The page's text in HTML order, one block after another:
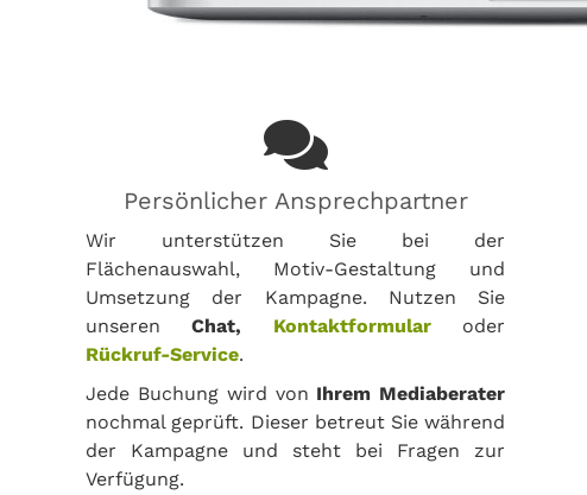
Persönlicher Ansprechpartner
Wir unterstützen Sie bei der
Flächenauswahl, Motiv-Gestaltung und
Umsetzung der Kampagne. Nutzen Sie
unserenChat, Kontaktformularoder
Rückruf-Service.
Jede Buchung wird von Ihrem Mediaberater
nochmal geprüft. Dieser betreut Sie während
der Kampagne und steht bei Fragen zur
Verfügung.